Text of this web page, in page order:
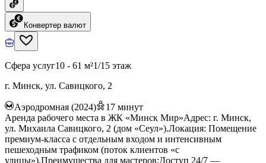
Конвертер валют
Сфера услуг10 - 61 м²1/15 этаж
г. Минск, ул. Савицкого, 2
Аэродромная (2024) 17 минут
Аренда рабочего места в ЖК «Минск Мир»Адрес: г. Минск,
ул. Михаила Савицкого, 2 (дом «Сеул»).Локация: Помещение
премиум-класса с отдельным входом и интенсивным
пешеходным трафиком (поток клиентов «с
улицы»).Преимущества для мастеров:Доступ 24/7 —